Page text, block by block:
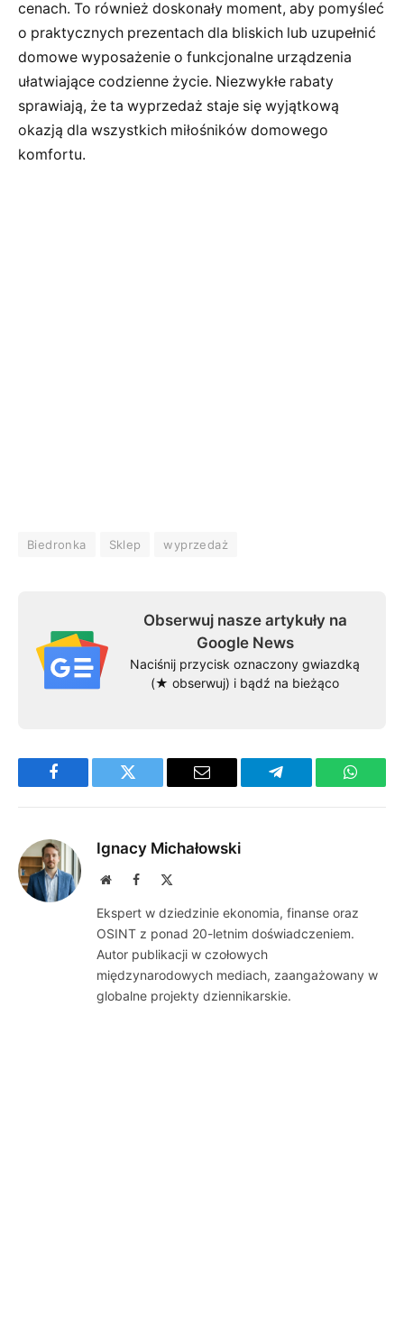
cenach. To również doskonały moment, aby pomyśleć
o praktycznych prezentach dla bliskich lub uzupełnić
domowe wyposażenie o funkcjonalne urządzenia
ułatwiające codzienne życie. Niezwykłe rabaty
sprawiają, że ta wyprzedaż staje się wyjątkową
okazją dla wszystkich miłośników domowego
komfortu.
Biedronka Sklep wyprzedaż
Obserwuj nasze artykuły na
Google News
Naciśnij przycisk oznaczony gwiazdką
(★ obserwuj) i bądź na bieżąco
Facebook Twitter Email Telegram
Ignacy Michałowski
WebsiteFacebook
Ekspert w dziedzinie ekonomia, finanse oraz
OSINT z ponad 20-letnim doświadczeniem.
Autor publikacji w czołowych
międzynarodowych mediach, zaangażowany w
globalne projekty dziennikarskie.